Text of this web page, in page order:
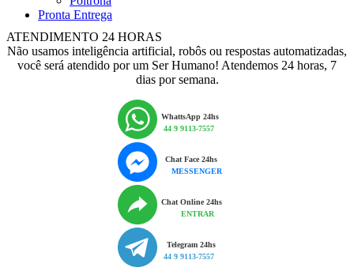
Pronta Entrega
ATENDIMENTO 24 HORAS
Não usamos inteligência artificial, robôs ou respostas automatizadas,
você será atendido por um Ser Humano! Atendemos 24 horas, 7
dias por semana.
WhattsApp 24hs
44 9 9113-7557
Chat Face 24hs
MESSENGER
Chat Online 24hs
ENTRAR
Telegram 24hs
44 9 9113-7557